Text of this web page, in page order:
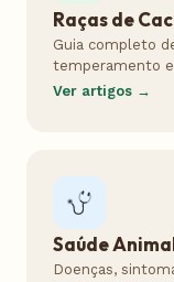
Raças de
Guia completo
temperamento
Ver artigos →
Saúde
Doenças,